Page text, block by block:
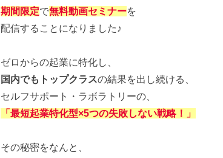
期間限定で無料動画セミナーを
配信することになりました♪
ゼロからの起業に特化し、
国内でもトップクラスの結果を出し続ける、
セルフサポート・ラボラトリーの、
「最短起業特化型×5つの失敗しない戦略！」
その秘密をなんと、